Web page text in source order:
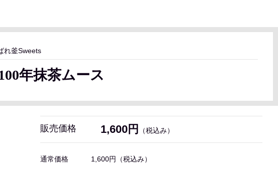
れ釜Sweets
年抹茶ムース
販売価格 1,600円 （税込み）
通常価格 1,600円 （税込み）